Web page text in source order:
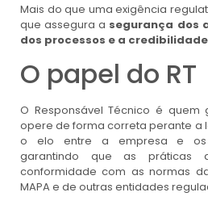
Mais do que uma exigência
que assegura a segurança dos
dos processos e a
O papel do RT
O Responsável Técnico é
opere de forma correta perante a
o elo entre a empresa e os
garantindo que as práticas
conformidade com as normas
MAPA e de outras entidades